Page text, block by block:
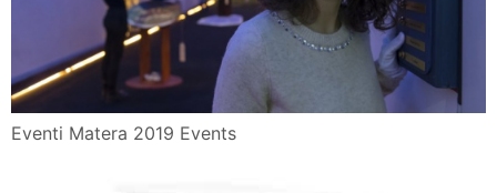
Eventi Matera 2019 Events